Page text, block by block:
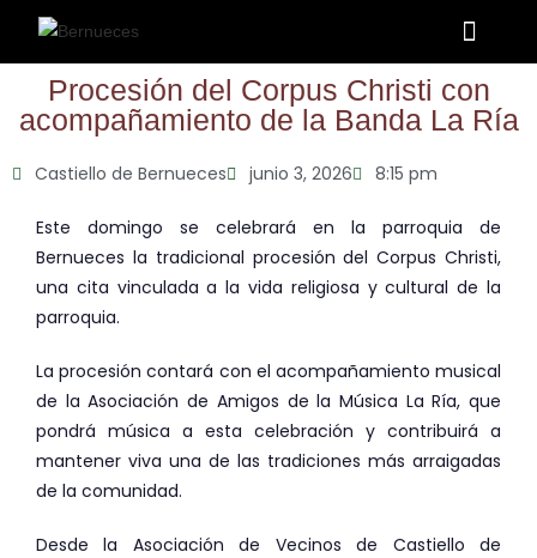
Procesión del Corpus Christi con
acompañamiento de la Banda La Ría
Castiello de Bernueces junio 3, 2026 8:15 pm
Este domingo se celebrará en la parroquia de
Bernueces la tradicional procesión del Corpus Christi,
una cita vinculada a la vida religiosa y cultural de la
parroquia.
La procesión contará con el acompañamiento musical
de la Asociación de Amigos de la Música La Ría, que
pondrá música a esta celebración y contribuirá a
mantener viva una de las tradiciones más arraigadas
de la comunidad.
Desde la Asociación de Vecinos de Castiello de